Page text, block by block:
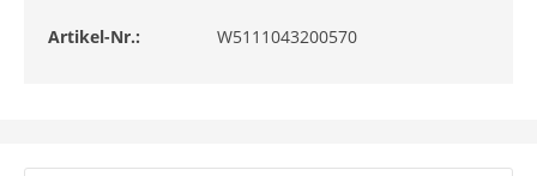
Artikel-Nr.: W5111043200570